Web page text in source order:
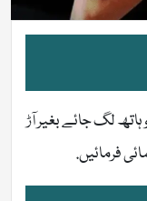
لگ جائے بغیر آڑ
فرمائیں.